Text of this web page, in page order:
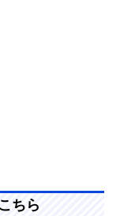
ちら